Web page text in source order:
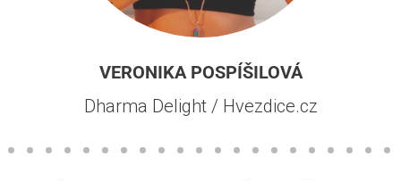
VERONIKA POSPÍŠILOVÁ
Dharma Delight / Hvezdice.cz